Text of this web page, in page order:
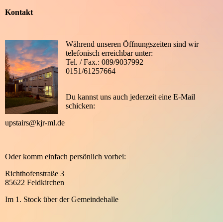
Kontakt
Während unseren Öffnungszeiten sind wir
telefonisch erreichbar unter:
Tel. / Fax.: 089/9037992
0151/61257664
Du kannst uns auch jederzeit eine E-Mail
schicken:
upstairs@kjr-ml.de
Oder komm einfach persönlich vorbei:
Richthofenstraße 3
85622 Feldkirchen
Im 1. Stock über der Gemeindehalle